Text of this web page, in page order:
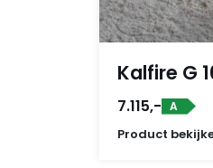
Kalfire G
7.115,- A
Product